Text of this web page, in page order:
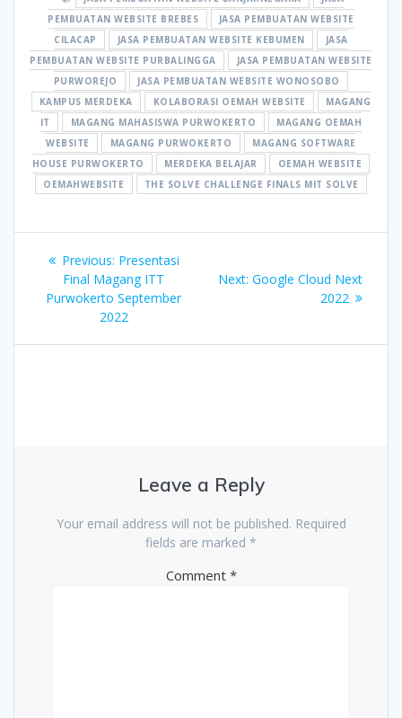
PEMBUATAN WEBSITE BREBES
JASA PEMBUATAN WEBSITE
CILACAP
JASA PEMBUATAN WEBSITE KEBUMEN
JASA
PEMBUATAN WEBSITE PURBALINGGA
JASA PEMBUATAN WEBSITE
PURWOREJO
JASA PEMBUATAN WEBSITE WONOSOBO
KAMPUS MERDEKA
KOLABORASI OEMAH WEBSITE
MAGANG
IT
MAGANG MAHASISWA PURWOKERTO
MAGANG OEMAH
WEBSITE
MAGANG PURWOKERTO
MAGANG SOFTWARE
HOUSE PURWOKERTO
MERDEKA BELAJAR
OEMAH WEBSITE
OEMAHWEBSITE
THE SOLVE CHALLENGE FINALS MIT SOLVE
Post
navigation
Previous: Previous
post:
Presentasi
Final Magang ITT
Purwokerto September
2022
Next: Next
Google Cloud Next
2022
Leave a Reply
Your email address will not be published. Required
fields are marked *
Comment *